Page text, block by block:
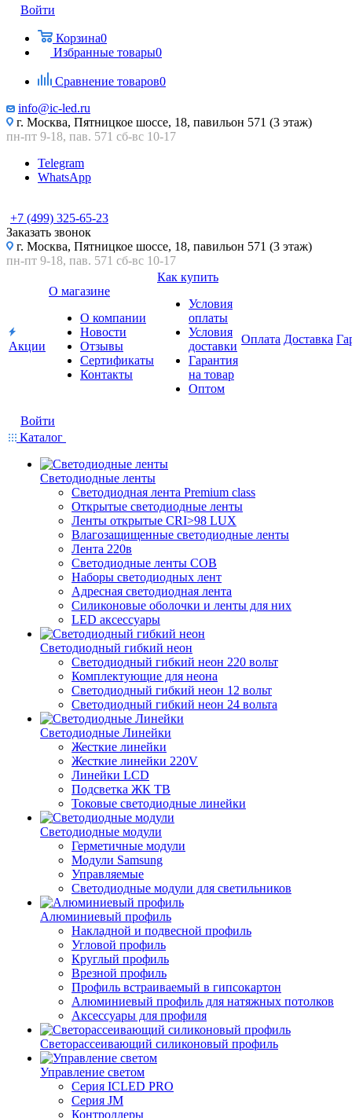
Войти
Корзина0
Избранные товары0
Сравнение товаров0
info@ic-led.ru
г. Москва, Пятницкое шоссе, 18, павильон 571 (3 этаж)
пн-пт 9-18, пав. 571 сб-вс 10-17
Telegram
WhatsApp
+7 (499) 325-65-23
Заказать звонок
г. Москва, Пятницкое шоссе, 18, павильон 571 (3 этаж)
пн-пт 9-18, пав. 571 сб-вс 10-17
Акции
О магазине
О компании
Новости
Отзывы
Сертификаты
Контакты
Как купить
Условия
оплаты
Условия
доставки
Гарантия
на товар
Оптом
Оплата Доставка
Войти
Каталог
Светодиодные ленты
Светодиодная лента Premium class
Открытые светодиодные ленты
Ленты открытые CRI>98 LUX
Влагозащищенные светодиодные ленты
Лента 220в
Светодиодные ленты COB
Наборы светодиодных лент
Адресная светодиодная лента
Силиконовые оболочки и ленты для них
LED аксессуары
Светодиодный гибкий неон
Светодиодный гибкий неон 220 вольт
Комплектующие для неона
Светодиодный гибкий неон 12 вольт
Светодиодный гибкий неон 24 вольта
Светодиодные Линейки
Жесткие линейки
Жесткие линейки 220V
Линейки LCD
Подсветка ЖК ТВ
Токовые светодиодные линейки
Светодиодные модули
Герметичные модули
Модули Samsung
Управляемые
Светодиодные модули для светильников
Алюминиевый профиль
Накладной и подвесной профиль
Угловой профиль
Круглый профиль
Врезной профиль
Профиль встраиваемый в гипсокартон
Алюминиевый профиль для натяжных потолков
Аксессуары для профиля
Светорассеивающий силиконовый профиль
Управление светом
Серия ICLED PRO
Серия JM
Контроллеры